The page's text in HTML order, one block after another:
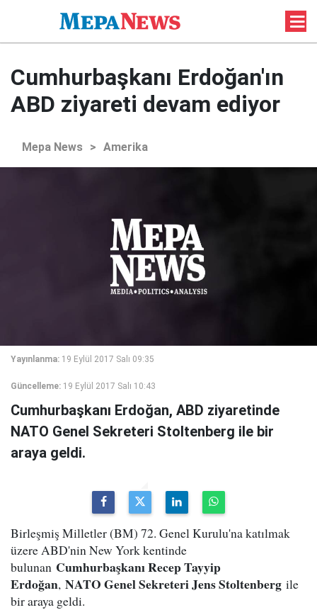
Cumhurbaşkanı Erdoğan'ın
ABD ziyareti devam ediyor
Mepa News > Amerika
Yayınlanma: 19 Eylül 2017 Salı 09:35
Güncelleme: 19 Eylül 2017 Salı 10:43
Cumhurbaşkanı Erdoğan, ABD ziyaretinde
NATO Genel Sekreteri Stoltenberg ile bir
araya geldi.
Birleşmiş Milletler (BM) 72. Genel Kurulu'na katılmak
üzere ABD'nin New York kentinde
bulunan Cumhurbaşkanı Recep Tayyip
Erdoğan, NATO Genel Sekreteri Jens Stoltenberg ile
bir araya geldi.